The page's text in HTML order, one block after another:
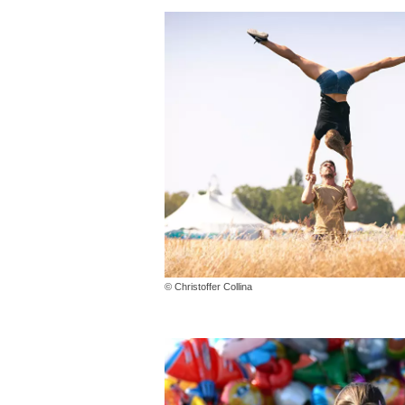
© Christoffer Collina